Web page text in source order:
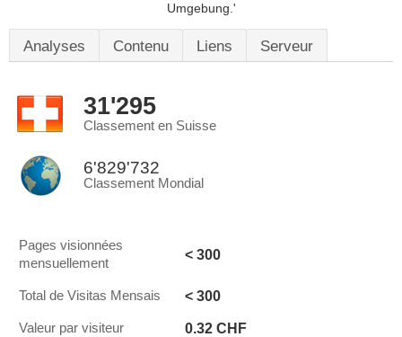
Umgebung.'
Analyses Contenu Liens Serveur
31'295
Classement en Suisse
6'829'732
Classement Mondial
Pages visionnées
mensuellement
< 300
Total de Visitas Mensais < 300
Valeur par visiteur 0.32 CHF